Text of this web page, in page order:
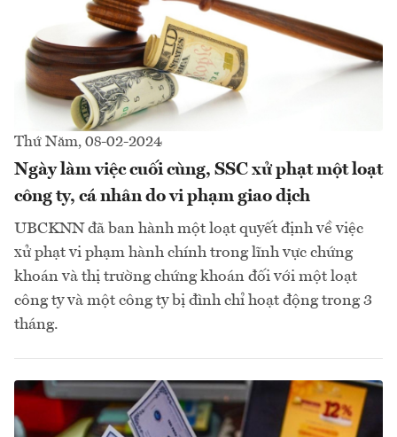
Thứ Năm, 08-02-2024
Ngày làm việc cuối cùng, SSC xử phạt một loạt
công ty, cá nhân do vi phạm giao dịch
UBCKNN đã ban hành một loạt quyết định về việc
xử phạt vi phạm hành chính trong lĩnh vực chứng
khoán và thị trường chứng khoán đối với một loạt
công ty và một công ty bị đình chỉ hoạt động trong 3
tháng.